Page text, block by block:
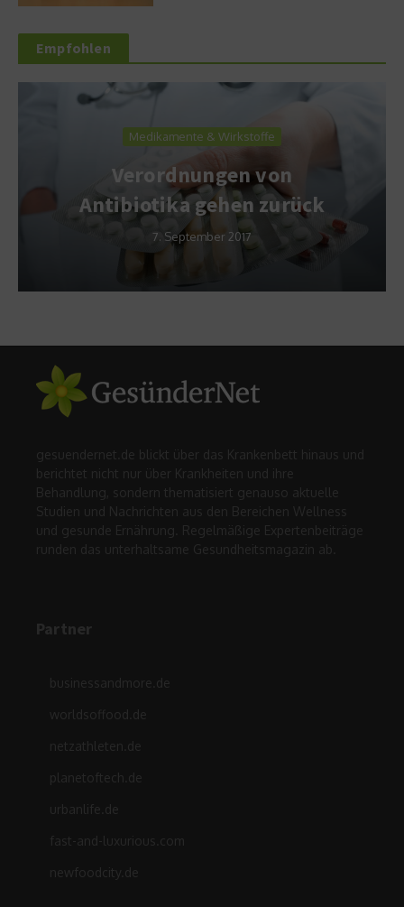
Empfohlen
Medikamente & Wirkstoffe
Verordnungen von
Antibiotika gehen zurück
7. September 2017
gesuendernet.de blickt über das Krankenbett hinaus und
berichtet nicht nur über Krankheiten und ihre
Behandlung, sondern thematisiert genauso aktuelle
Studien und Nachrichten aus den Bereichen Wellness
und gesunde Ernährung. Regelmäßige Expertenbeiträge
runden das unterhaltsame Gesundheitsmagazin ab.
Partner
businessandmore.de
worldsoffood.de
netzathleten.de
planetoftech.de
urbanlife.de
fast-and-luxurious.com
newfoodcity.de